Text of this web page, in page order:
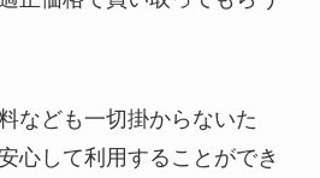
なども一切掛からないた
心して利用することができ